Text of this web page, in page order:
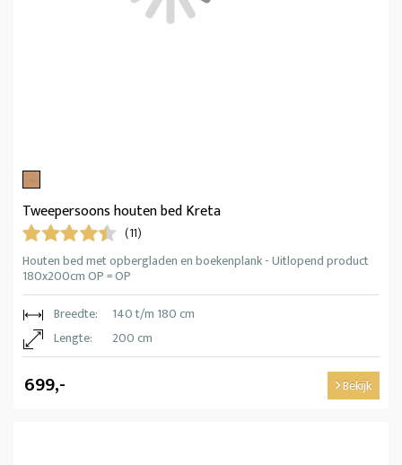
Tweepersoons houten bed Kreta
(11)
Houten bed met opbergladen en boekenplank - Uitlopend product
180x200cm OP = OP
Breedte:
140 t/m 180 cm
Lengte:
200 cm
699,- Bekijk